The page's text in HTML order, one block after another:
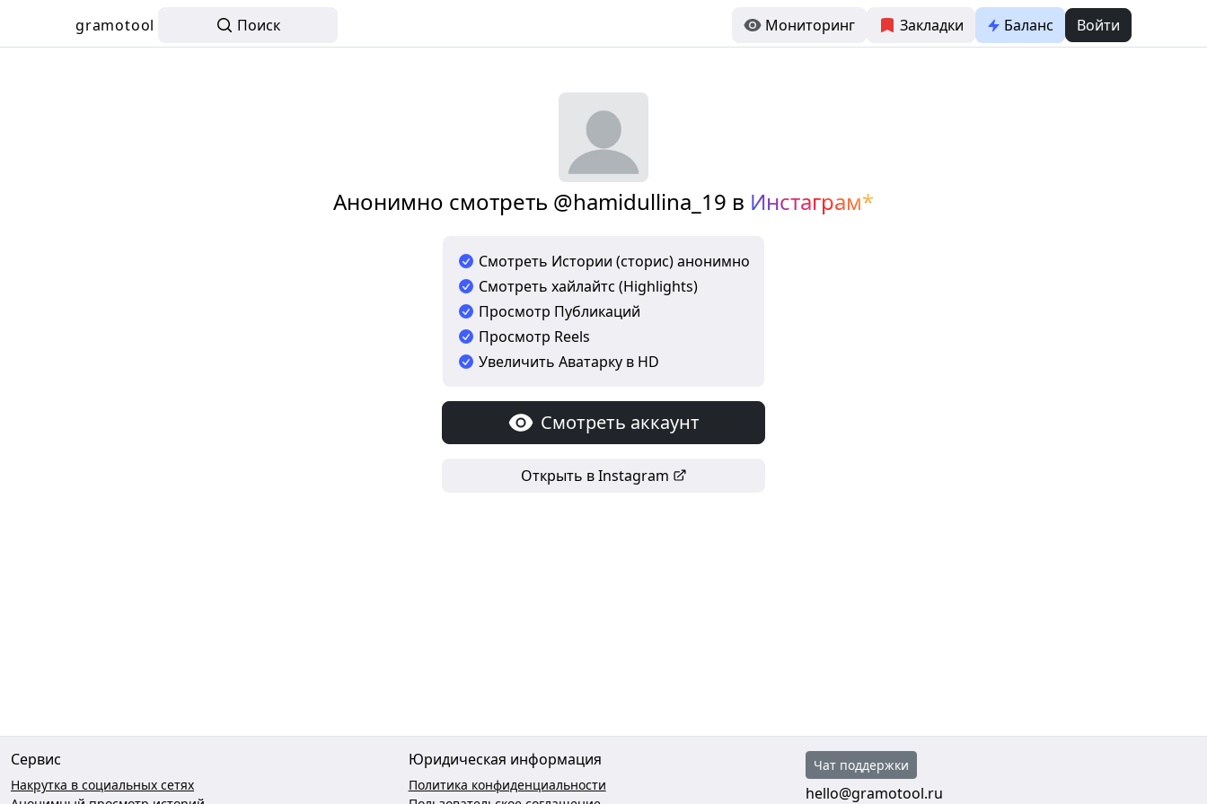
gramotool Поиск Мониторинг Закладки Баланс Войти
Анонимно смотреть @hamidullina_19 в Инстаграм*
Смотреть Истории (сторис) анонимно
Смотреть хайлайтс (Highlights)
Просмотр Публикаций
Просмотр Reels
Увеличить Аватарку в HD
Смотреть аккаунт
Открыть в Instagram
Сервис
Накрутка в социальных сетях
Юридическая информация
Политика конфиденциальности
Чат поддержки
hello@gramotool.ru